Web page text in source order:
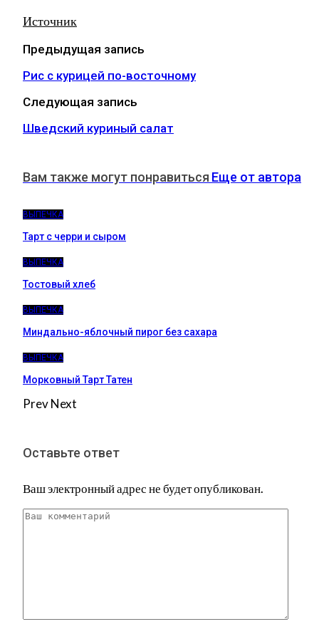
Источник
Предыдущая запись
Рис с курицей по-восточному
Следующая запись
Шведский куриный салат
Вам также могут понравиться Еще от автора
ВЫПЕЧКА
Тарт с черри и сыром
ВЫПЕЧКА
Тостовый хлеб
ВЫПЕЧКА
Миндально-яблочный пирог без сахара
ВЫПЕЧКА
Морковный Тарт Татен
PrevNext
Оставьте ответ
Ваш электронный адрес не будет опубликован.